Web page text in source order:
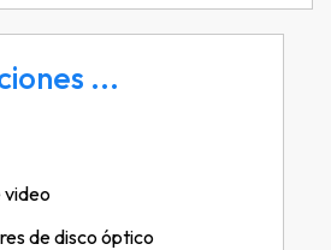
...
de disco óptico